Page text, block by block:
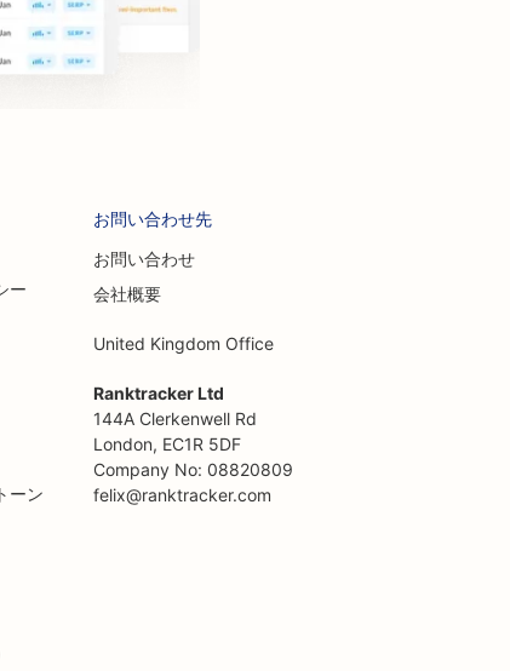
ー
ーン
お問い合わせ先
お問い合わせ
会社概要
United Kingdom Office
Ranktracker Ltd
144A Clerkenwell Rd
London, EC1R 5DF
Company No: 08820809
felix@ranktracker.com